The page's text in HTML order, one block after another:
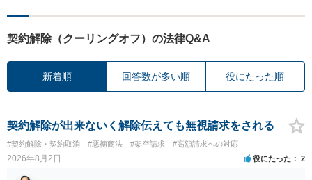
契約解除（クーリングオフ）の法律Q&A
新着順 回答数が多い順 役にたった順
契約解除が出来ないく解除伝えても無視請求をされる
#契約解除・契約取消 #悪徳商法 #架空請求 #高額請求への対応
2026年8月2日 役にたった 2